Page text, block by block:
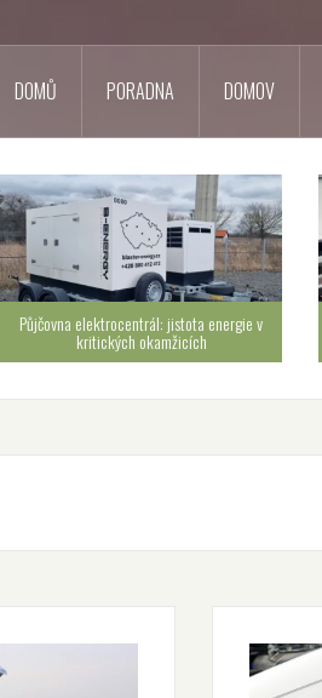
DOMŮ PORADNA DOMOV
Půjčovna elektrocentrál: jistota energie v
kritických okamžicích